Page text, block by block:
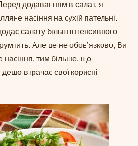
додаванням в салат, я
насіння на сухій пательні.
салату більш інтенсивного
Але це не обовʼязково, Ви
насіння, тим більше, що
втрачає свої корисні